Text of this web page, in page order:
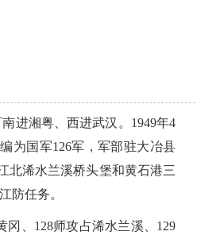
进湘粤、西进武汉。1949年4
为国军126军，军部驻大冶县
北浠水兰溪桥头堡和黄石港三
防任务。
、128师攻占浠水兰溪、129